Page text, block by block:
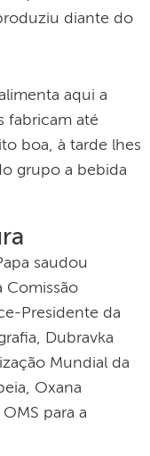
diante do
aqui a
fabricam até
boa, à tarde lhes
grupo a bebida
saudou
Comissão
Presidente da
Dubravka
Mundial da
Oxana
para a